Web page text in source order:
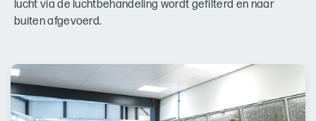
lucht via de luchtbehandeling wordt gefilterd en naar
buiten afgevoerd.